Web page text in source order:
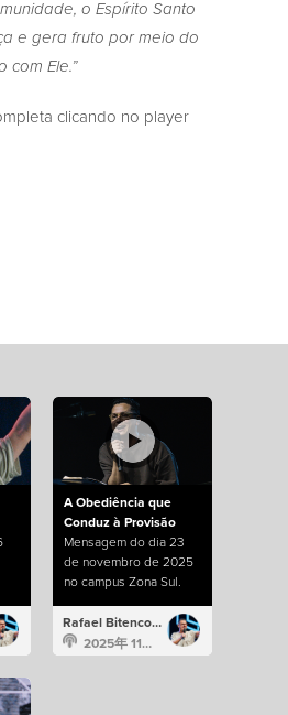
o Espírito Santo
e gera fruto por meio do
com Ele.”
clicando no player
A Obediência que
Conduz à Provisão
Mensagem do dia 23
de novembro de 2025
no campus Zona Sul.
Rafael Bitencourt
2025年 11月 23日